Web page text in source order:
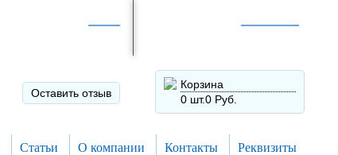
Корзина
0 шт.0 Руб.
Оставить отзыв
Статьи О компании Контакты Реквизиты